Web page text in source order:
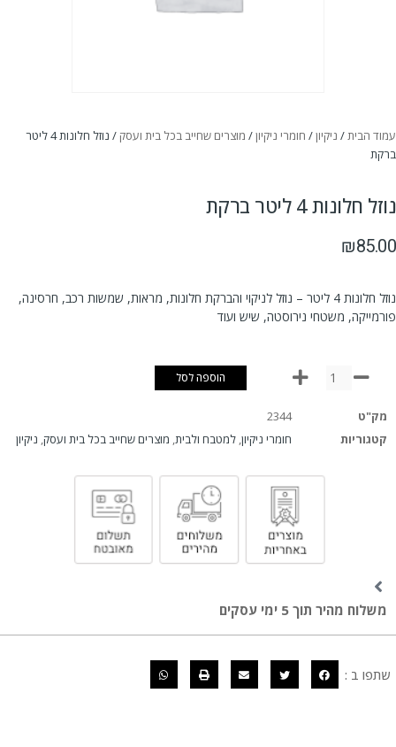
עמוד הבית/ ניקיון/ חומרי ניקיון/ מוצרים שחייב בכל בית ועסק
/ נוזל חלונות 4 ליטר
ברקת
נוזל חלונות 4 ליטר ברקת
₪85.00
נוזל חלונות 4 ליטר – נוזל לניקוי והברקת חלונות, מראות, שמשות רכב, חרסינה,
פורמייקה, משטחי נירוסטה, שיש ועוד
הוספה לסל
מק"ט
2344
קטגוריות
חומרי ניקיון למטבח ולבית מוצרים שחייב בכל בית ועסק ניקיון
משלוח מהיר תוך 5 ימי עסקים
שתפו ב :